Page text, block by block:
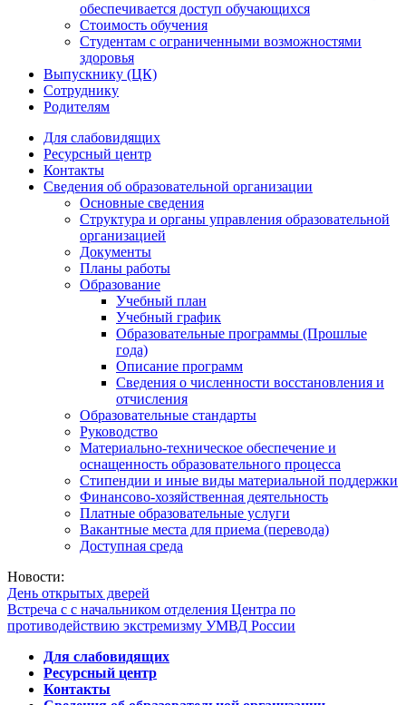
обеспечивается доступ обучающихся
Стоимость обучения
Студентам с ограниченными возможностями
здоровья
Выпускнику (ЦК)
Сотруднику
Родителям
Для слабовидящих
Ресурсный центр
Контакты
Сведения об образовательной организации
Основные сведения
Структура и органы управления образовательной
организацией
Документы
Планы работы
Образование
Учебный план
Учебный график
Образовательные программы (Прошлые
года)
Описание программ
Сведения о численности восстановления и
отчисления
Образовательные стандарты
Руководство
Материально-техническое обеспечение и
оснащенность образовательного процесса
Стипендии и иные виды материальной поддержки
Финансово-хозяйственная деятельность
Платные образовательные услуги
Вакантные места для приема (перевода)
Доступная среда
Новости:
День открытых дверей
Встреча с с начальником отделения Центра по
противодействию экстремизму УМВД России
Для слабовидящих
Ресурсный центр
Контакты